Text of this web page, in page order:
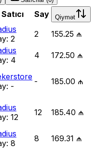
Satıcı Say Qiymət
2 2 155.25 ₼
4 4 172.50 ₼
- - 185.00 ₼
12 12 185.40 ₼
8 8 169.31 ₼